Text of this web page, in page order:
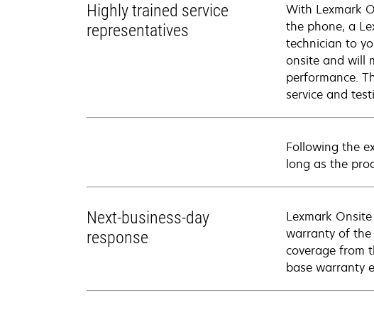
Highly trained service
representatives
With Lexmark
the phone, a
technician to
onsite and will
performance.
service and
Following the
long as the
Next-business-day
response
Lexmark
warranty of the
coverage from
base warranty